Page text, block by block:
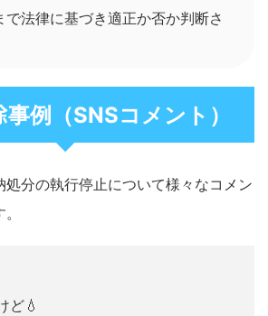
法律に基づき適正か否か判断さ
事例（SNSコメント）
処分の執行停止について様々なコメン
ど💧